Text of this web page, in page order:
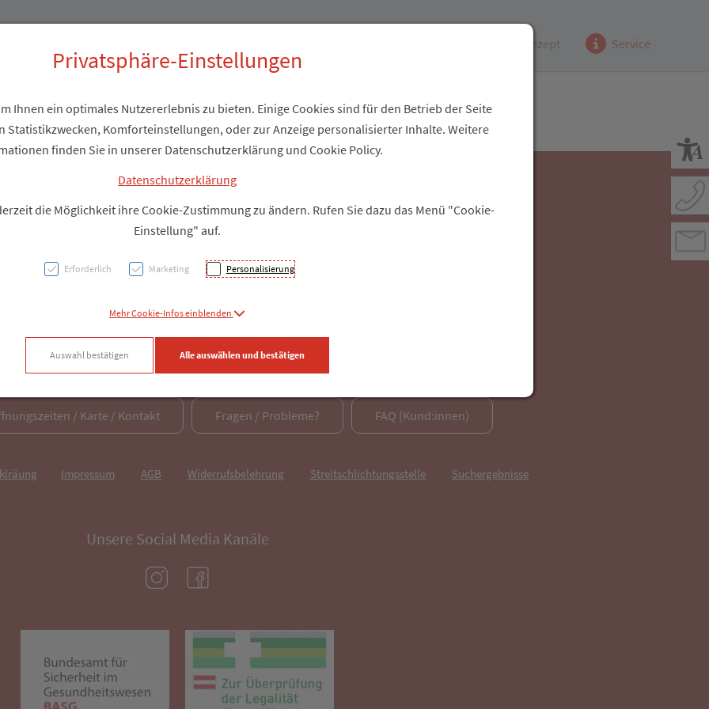
(e)Rezept Service
Marien-Apotheke Absam
Mag. pharm. Frank Halbgebauer e.U.
Tel:
05223 - 53 102
/ Karte / Kontakt Fragen / Probleme? FAQ (Kund:innen)
Impressum AGB Widerrufsbelehrung Streitschlichtungsstelle Suchergebnisse
Unsere Social Media Kanäle
(öffnet in neuem Tab)
(öffnet in neuem Tab)
Privatsphäre-Einstellungen
Ihnen ein optimales Nutzererlebnis zu bieten. Einige Cookies sind für den Betrieb der Seite
Statistikzwecken, Komforteinstellungen, oder zur Anzeige personalisierter Inhalte. Weitere
finden Sie in unserer Datenschutzerklärung und Cookie Policy.
Datenschutzerklärung
die Möglichkeit ihre Cookie-Zustimmung zu ändern. Rufen Sie dazu das Menü "Cookie-
Einstellung" auf.
Erforderlich Marketing Personalisierung
Mehr Cookie-Infos einblenden
Auswahl bestätigen Alle auswählen und bestätigen